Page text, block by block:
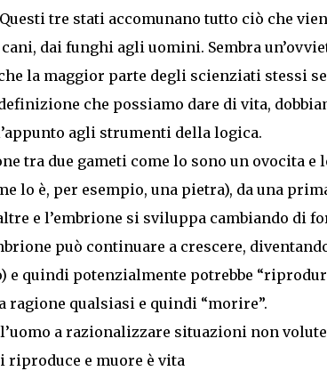
tre stati accomunano tutto ciò che
dai funghi agli uomini. Sembra
la maggior parte degli scienziati stessi
definizione che possiamo dare di vita,
agli strumenti della logica.
tra due gameti come lo sono un ovocita e
lo è, per esempio, una pietra), da una
e l’embrione si sviluppa cambiando di
può continuare a crescere,
e quindi potenzialmente potrebbe
ragione qualsiasi e quindi “morire”.
a razionalizzare situazioni non
riproduce e muore è vita